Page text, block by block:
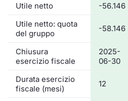
Utile netto
-56.146
Utile netto: quota
del gruppo
-58.146
Chiusura
esercizio fiscale
2025-
06-30
Durata esercizio
fiscale (mesi)
12